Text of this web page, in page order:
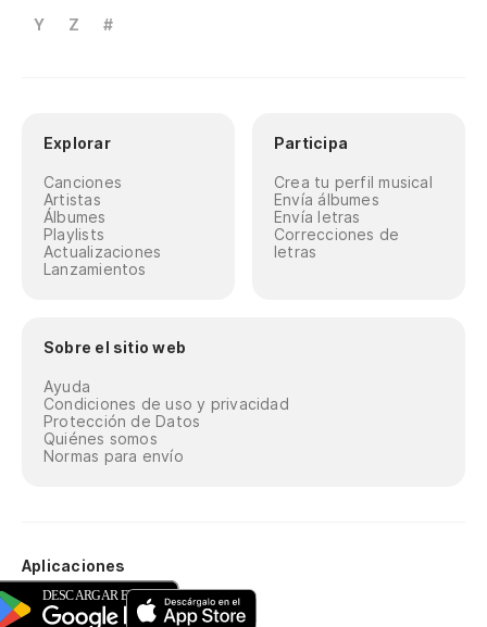
Y
Z #
Explorar
Canciones
Artistas
Álbumes
Playlists
Actualizaciones
Lanzamientos
Participa
Crea tu perfil musical
Envía álbumes
Envía letras
Correcciones de
letras
Sobre el sitio web
Ayuda
Condiciones de uso y privacidad
Protección de Datos
Quiénes somos
Normas para envío
Aplicaciones